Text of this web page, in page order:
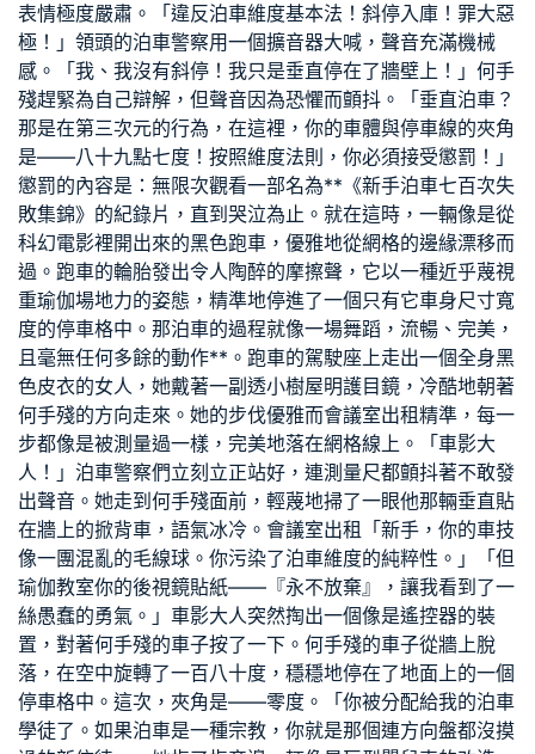
表情極度嚴肅。「違反泊車維度基本法！斜停入庫！罪大惡
極！」領頭的泊車警察用一個擴音器大喊，聲音充滿機械
感。「我、我沒有斜停！我只是垂直停在了牆壁上！」何手
殘趕緊為自己辯解，但聲音因為恐懼而顫抖。「垂直泊車？
那是在第三次元的行為，在這裡，你的車體與停車線的夾角
是——八十九點七度！按照維度法則，你必須接受懲罰！」
懲罰的內容是：無限次觀看一部名為**《新手泊車七百次失
敗集錦》的紀錄片，直到哭泣為止。就在這時，一輛像是從
科幻電影裡開出來的黑色跑車，優雅地從網格的邊緣漂移而
過。跑車的輪胎發出令人陶醉的摩擦聲，它以一種近乎蔑視
重瑜伽場地力的姿態，精準地停進了一個只有它車身尺寸寬
度的停車格中。那泊車的過程就像一場舞蹈，流暢、完美，
且毫無任何多餘的動作**。跑車的駕駛座上走出一個全身黑
色皮衣的女人，她戴著一副透小樹屋明護目鏡，冷酷地朝著
何手殘的方向走來。她的步伐優雅而會議室出租精準，每一
步都像是被測量過一樣，完美地落在網格線上。「車影大
人！」泊車警察們立刻立正站好，連測量尺都顫抖著不敢發
出聲音。她走到何手殘面前，輕蔑地掃了一眼他那輛垂直貼
在牆上的掀背車，語氣冰冷。 會議室出租
「新手，你的車技
像一團混亂的毛線球。你污染了泊車維度的純粹性。」「但
瑜伽教室你的後視鏡貼紙——『永不放棄』，讓我看到了一
絲愚蠢的勇氣。」車影大人突然掏出一個像是遙控器的裝
置，對著何手殘的車子按了一下。何手殘的車子從牆上脫
落，在空中旋轉了一百八十度，穩穩地停在了地面上的一個
停車格中。這次，夾角是——零度。「你被分配給我的泊車
學徒了。如果泊車是一種宗教，你就是那個連方向盤都沒摸